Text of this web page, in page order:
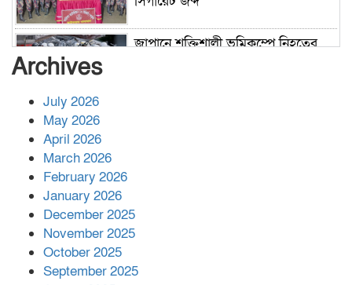
জাপানে শক্তিশালী ভূমিকম্পে নিহতের
পর ফোন তারেক রহমানের,গ্যাস সঙ্কট
Archives
July 2026
May 2026
April 2026
March 2026
February 2026
January 2026
December 2025
November 2025
October 2025
September 2025